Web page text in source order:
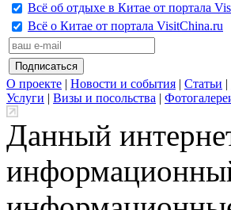
Всё об отдыхе в Китае от портала
Всё о Китае от портала VisitChina.ru
О проекте | Новости и события | Статьи |
Услуги | Визы и посольства |
Данный